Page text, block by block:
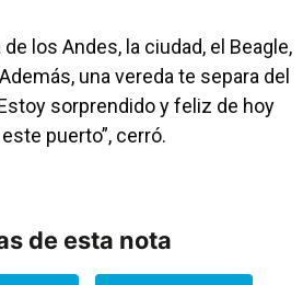
los Andes, la ciudad, el Beagle,
una vereda te separa del
sorprendido y feliz de hoy
puerto”, cerró.
de esta nota